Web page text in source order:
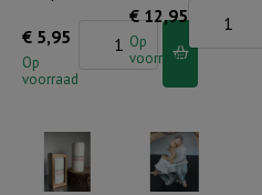
geplant
aantal
€ 5,95
Op
voorraad
Bloemetje
Geloof,
hoop,
€ 12,95
Op
voorraad
-
het
aantal